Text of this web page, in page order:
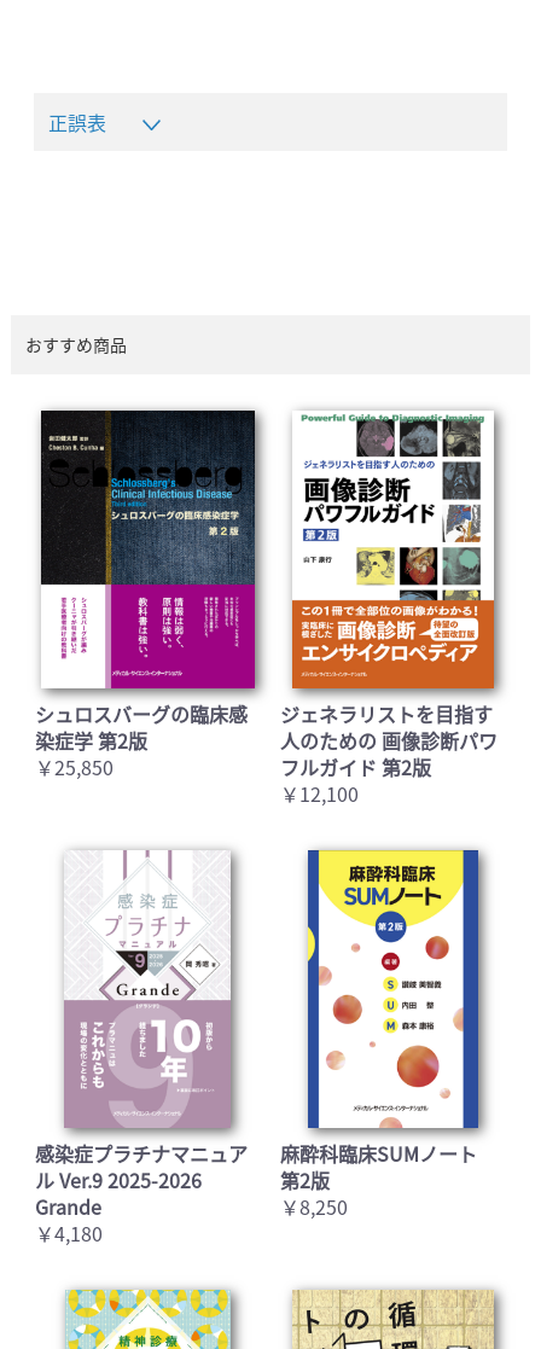
正誤表
おすすめ商品
シュロスバーグの臨床感
染症学 第2版
￥25,850
ジェネラリストを目指す
人のための 画像診断パワ
フルガイド 第2版
￥12,100
感染症プラチナマニュア
ル Ver.9 2025-2026
Grande
￥4,180
麻酔科臨床SUMノート
第2版
￥8,250